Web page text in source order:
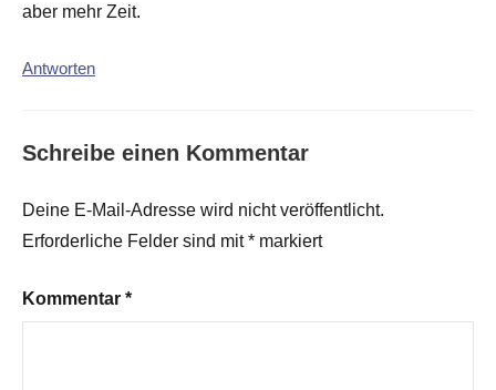
aber mehr Zeit.
Antworten
Schreibe einen Kommentar
Deine E-Mail-Adresse wird nicht veröffentlicht.
Erforderliche Felder sind mit* markiert
Kommentar *